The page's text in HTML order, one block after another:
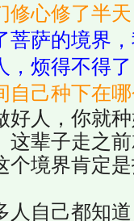
修心修了半
菩萨的境界
，烦得不得
自己种下在
好人，你就
这辈子走之
个境界肯定
人自己都知